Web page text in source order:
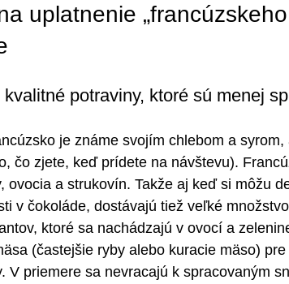
uplatnenie
potraviny, ktoré sú menej
je známe svojím chlebom a
čo zjete, keď prídete na návštevu).
ovocia a strukovín. Takže aj keď si môžu
v čokoláde, dostávajú tiež veľké
ktoré sa nachádzajú v ovocí a
(častejšie ryby alebo kuracie mäso)
V priemere sa nevracajú k spracovaným